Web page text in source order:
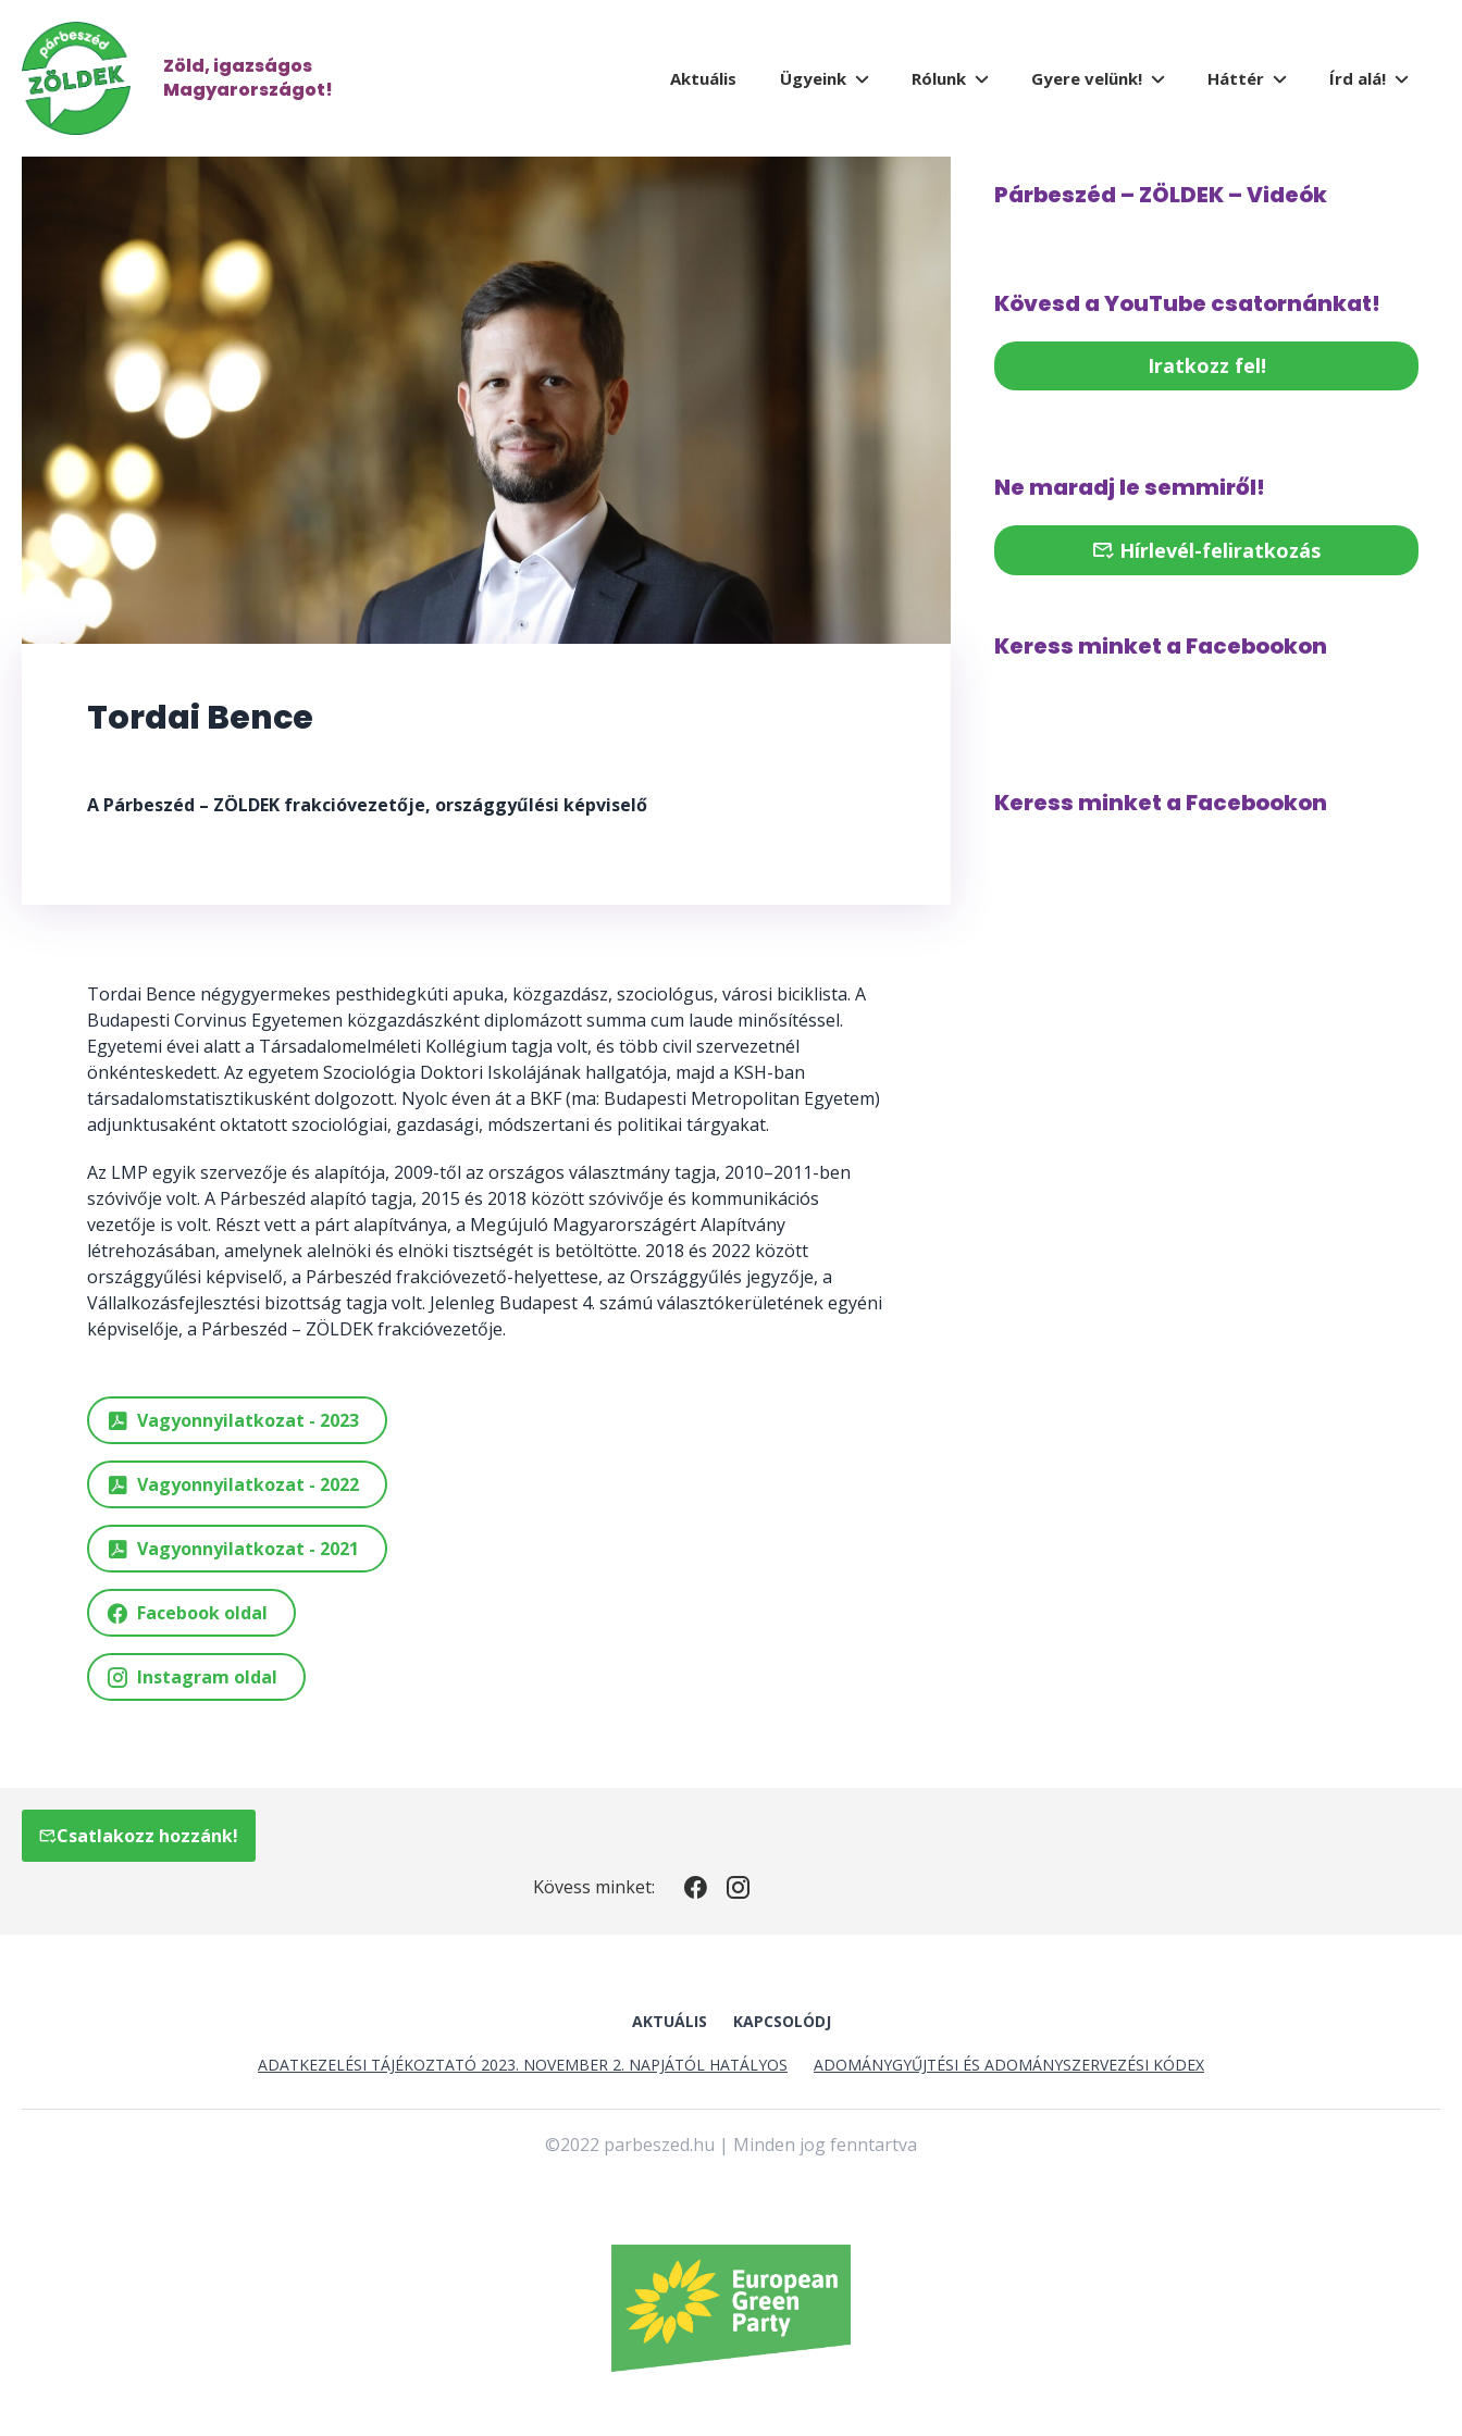
Zöld, igazságos
Magyarországot!
Aktuális Ügyeink Rólunk Gyere velünk! Háttér Írd alá!
Tordai Bence
A Párbeszéd – ZÖLDEK frakcióvezetője, országgyűlési képviselő
Tordai Bence négygyermekes pesthidegkúti apuka, közgazdász, szociológus, városi biciklista. A
Budapesti Corvinus Egyetemen közgazdászként diplomázott summa cum laude minősítéssel.
Egyetemi évei alatt a Társadalomelméleti Kollégium tagja volt, és több civil szervezetnél
önkénteskedett. Az egyetem Szociológia Doktori Iskolájának hallgatója, majd a KSH-ban
társadalomstatisztikusként dolgozott. Nyolc éven át a BKF (ma: Budapesti Metropolitan Egyetem)
adjunktusaként oktatott szociológiai, gazdasági, módszertani és politikai tárgyakat.
Az LMP egyik szervezője és alapítója, 2009-től az országos választmány tagja, 2010–2011-ben
szóvivője volt. A Párbeszéd alapító tagja, 2015 és 2018 között szóvivője és kommunikációs
vezetője is volt. Részt vett a párt alapítványa, a Megújuló Magyarországért Alapítvány
létrehozásában, amelynek alelnöki és elnöki tisztségét is betöltötte. 2018 és 2022 között
országgyűlési képviselő, a Párbeszéd frakcióvezető-helyettese, az Országgyűlés jegyzője, a
Vállalkozásfejlesztési bizottság tagja volt. Jelenleg Budapest 4. számú választókerületének egyéni
képviselője, a Párbeszéd – ZÖLDEK frakcióvezetője.
Vagyonnyilatkozat - 2023
Vagyonnyilatkozat - 2022
Vagyonnyilatkozat - 2021
Facebook oldal
Instagram oldal
Párbeszéd – ZÖLDEK – Videók
Kövesd a YouTube csatornánkat!
Iratkozz fel!
Ne maradj le semmiről!
Hírlevél-feliratkozás
Keress minket a Facebookon
Keress minket a Facebookon
Csatlakozz hozzánk!
Kövess minket:
AKTUÁLIS KAPCSOLÓDJ
ADATKEZELÉSI TÁJÉKOZTATÓ 2023. NOVEMBER 2. NAPJÁTÓL HATÁLYOS ADOMÁNYGYŰJTÉSI ÉS ADOMÁNYSZERVEZÉSI KÓDEX
©2022 parbeszed.hu | Minden jog fenntartva